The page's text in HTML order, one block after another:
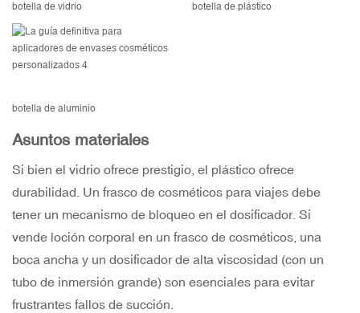
botella de vidrio botella de plástico
botella de aluminio
Asuntos materiales
Si bien el vidrio ofrece prestigio, el plástico ofrece
durabilidad. Un frasco de cosméticos para viajes debe
tener un mecanismo de bloqueo en el dosificador. Si
vende loción corporal en un frasco de cosméticos, una
boca ancha y un dosificador de alta viscosidad (con un
tubo de inmersión grande) son esenciales para evitar
frustrantes fallos de succión.